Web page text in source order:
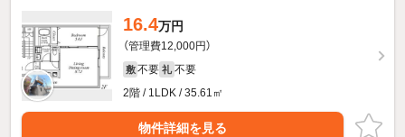
16.4万円
（管理費12,000円）
敷 不要 礼 不要
2階 / 1LDK / 35.61㎡
物件詳細を見る